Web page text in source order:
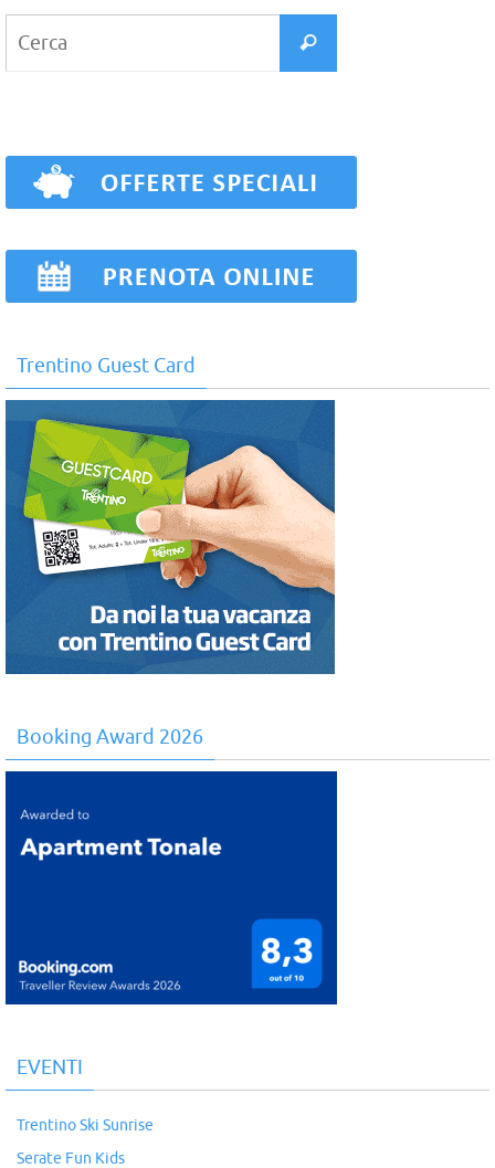
Cerca
Trentino Guest Card
Booking Award 2026
EVENTI
Trentino Ski Sunrise
Serate Fun Kids